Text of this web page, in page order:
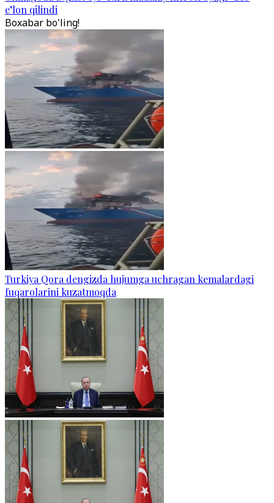
e’lon qilindi
Boxabar bo'ling!
Turkiya Qora dengizda hujumga uchragan kemalardagi
fuqarolarini kuzatmoqda